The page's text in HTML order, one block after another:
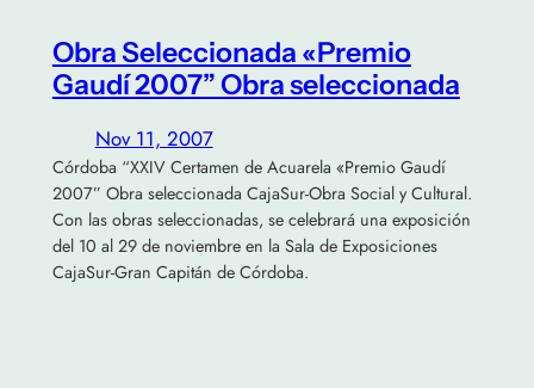
Obra Seleccionada «Premio
Gaudí 2007” Obra seleccionada
Nov 11, 2007
Córdoba “XXIV Certamen de Acuarela «Premio Gaudí
2007” Obra seleccionada CajaSur-Obra Social y Cultural.
Con las obras seleccionadas, se celebrará una exposición
del 10 al 29 de noviembre en la Sala de Exposiciones
CajaSur-Gran Capitán de Córdoba.